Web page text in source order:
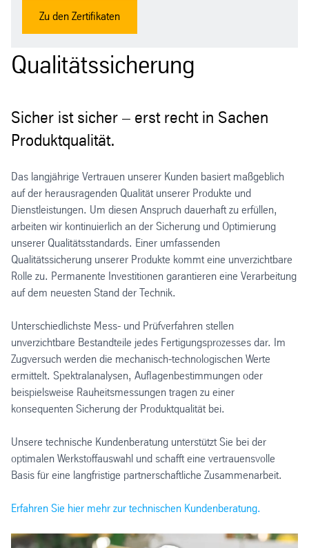
Zu den Zertifikaten
Qualitätssicherung
Sicher ist sicher – erst recht in Sachen
Produktqualität.
Das langjährige Vertrauen unserer Kunden basiert maßgeblich
auf der herausragenden Qualität unserer Produkte und
Dienstleistungen. Um diesen Anspruch dauerhaft zu erfüllen,
arbeiten wir kontinuierlich an der Sicherung und Optimierung
unserer Qualitätsstandards. Einer umfassenden
Qualitätssicherung unserer Produkte kommt eine unverzichtbare
Rolle zu. Permanente Investitionen garantieren eine Verarbeitung
auf dem neuesten Stand der Technik.
Unterschiedlichste Mess- und Prüfverfahren stellen
unverzichtbare Bestandteile jedes Fertigungsprozesses dar. Im
Zugversuch werden die mechanisch-technologischen Werte
ermittelt. Spektralanalysen, Auflagenbestimmungen oder
beispielsweise Rauheitsmessungen tragen zu einer
konsequenten Sicherung der Produktqualität bei.
Unsere technische Kundenberatung unterstützt Sie bei der
optimalen Werkstoffauswahl und schafft eine vertrauensvolle
Basis für eine langfristige partnerschaftliche Zusammenarbeit.
Erfahren Sie hier mehr zur technischen Kundenberatung.